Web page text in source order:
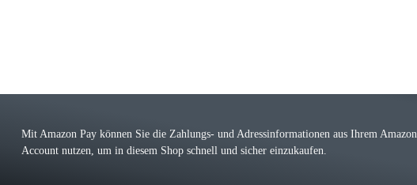
Mit Amazon Pay können Sie die Zahlungs- und Adressinformationen aus Ihrem Amazon
Account nutzen, um in diesem Shop schnell und sicher einzukaufen.